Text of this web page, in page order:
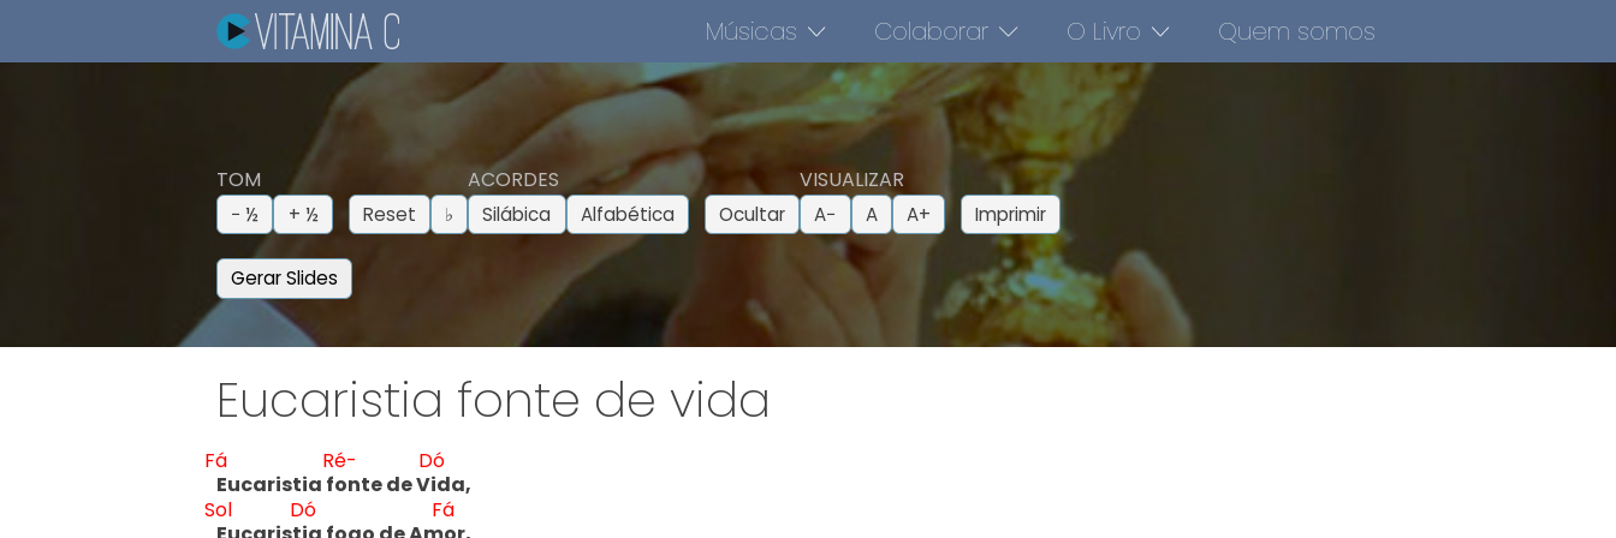
Músicas Colaborar O Livro Quem somos
TOM
− ½ + ½ Reset ♭
ACORDES
Silábica Alfabética Ocultar
VISUALIZAR
A− A A+ Imprimir
Gerar Slides
Eucaristia fonte de vida
Fá
Eucaristia f
Ré-
onte de V
Dó
ida,
Sol
Dó
Fá